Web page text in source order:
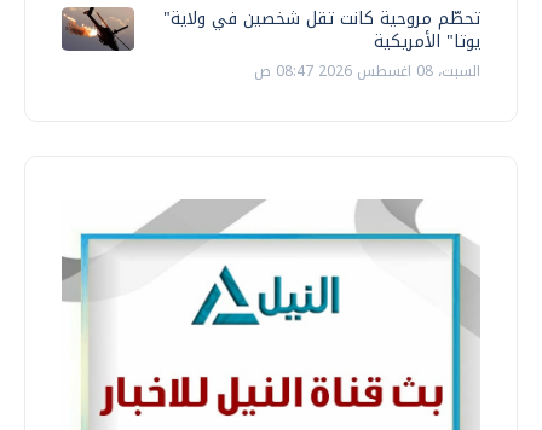
تحطّم مروحية كانت تقل شخصين في ولاية"
يوتا" الأمريكية
السبت، 08 اغسطس 2026 08:47 ص